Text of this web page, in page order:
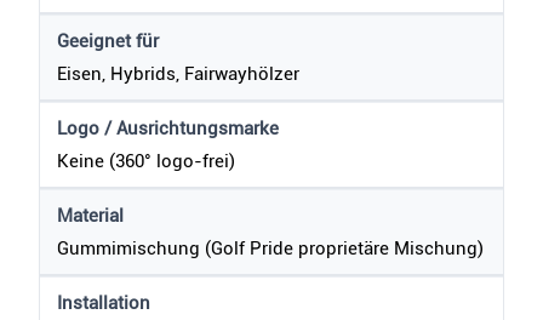
Geeignet für
Eisen, Hybrids, Fairwayhölzer
Logo / Ausrichtungsmarke
Keine (360° logo-frei)
Material
Gummimischung (Golf Pride proprietäre Mischung)
Installation